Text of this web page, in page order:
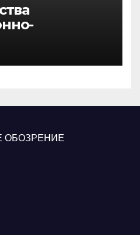
сил Украины
ОБОЗРЕНИЕ